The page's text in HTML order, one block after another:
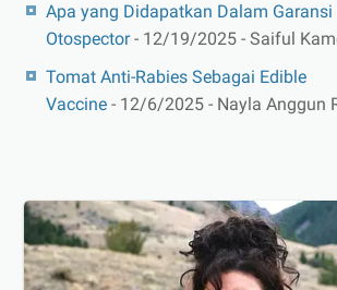
Apa yang Didapatkan Dalam
Otospector- 12/19/2025 - Saiful
Tomat Anti-Rabies Sebagai Edible
Vaccine - 12/6/2025 - Nayla Anggun